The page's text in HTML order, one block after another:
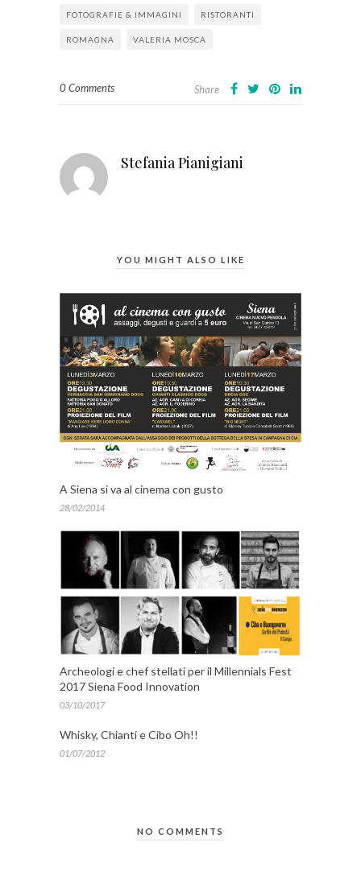
FOTOGRAFIE & IMMAGINI RISTORANTI
ROMAGNA VALERIA MOSCA
0 Comments Share
Stefania Pianigiani
YOU MIGHT ALSO LIKE
A Siena si va al cinema con gusto
28/02/2014
Archeologi e chef stellati per il Millennials Fest
2017 Siena Food Innovation
03/10/2017
Whisky, Chianti e Cibo Oh!!
01/07/2012
NO COMMENTS